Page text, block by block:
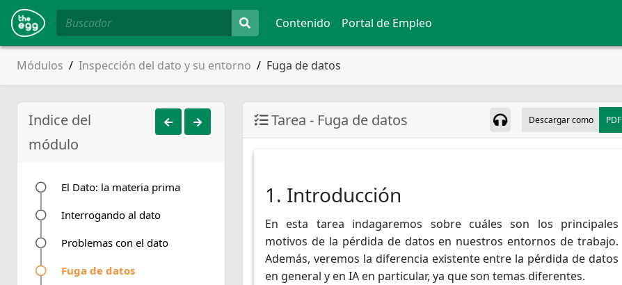
Contenido Portal de Empleo
Módulos Inspección del dato y su entorno Fuga de datos
Indice del
módulo
El Dato: la materia prima
Interrogando al dato
Problemas con el dato
Fuga de datos
Tarea - Fuga de datos Descargar como PDF
1. Introducción
En esta tarea indagaremos sobre cuáles son los principales
motivos de la pérdida de datos en nuestros entornos de trabajo.
Además, veremos la diferencia existente entre la pérdida de datos
en general y en IA en particular, ya que son temas diferentes.